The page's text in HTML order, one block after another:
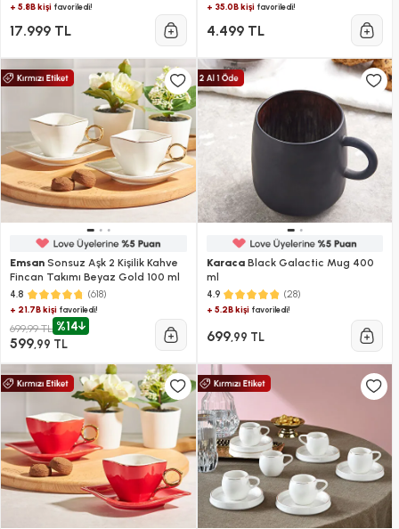
+ 5.8B kişi favoriledi!
17.999 TL
+ 35.0B kişifavoriledi!
4.499 TL
Emsan Sonsuz Aşk 2 Kişilik Kahve
Fincan Takımı Beyaz Gold 100 ml
4.8 (618)
+ 21.7B kişi favoriledi!
699,99 TL %14
599,99 TL
KaracaBlack Galactic Mug 400
ml
4.9 (28)
+ 5.2B kişifavoriledi!
699,99 TL